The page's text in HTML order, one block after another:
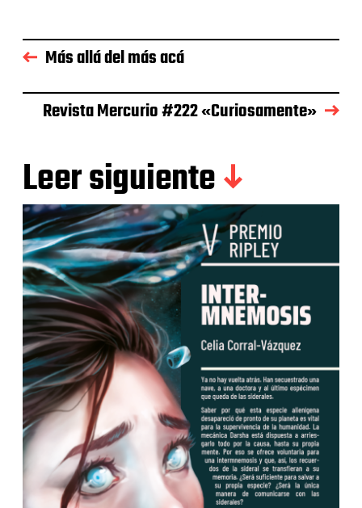
Más allá del más acá
Revista Mercurio #222 «Curiosamente»
Leer siguiente